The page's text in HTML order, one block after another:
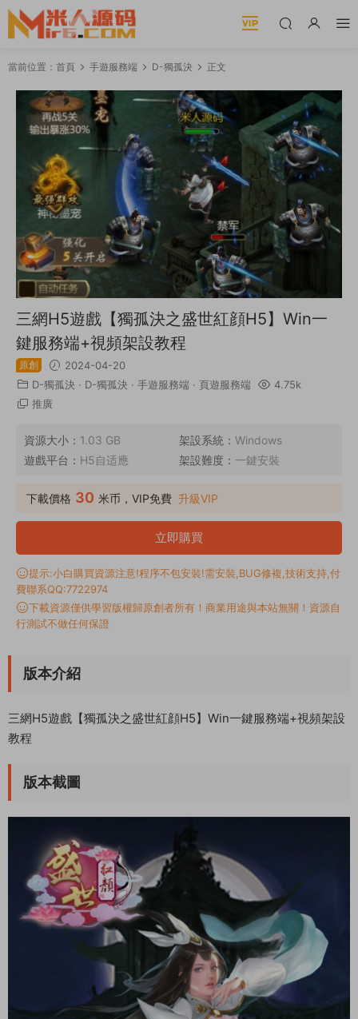
當前位置： 首頁 手遊服務端 D-獨孤決 正文
三網H5遊戲【獨孤決之盛世紅顔H5】Win一
鍵服務端+視頻架設教程
原創
2024-04-20
D-獨孤決 · D-獨孤決 · 手遊服務端 · 頁遊服務端
4.75k
推廣
資源大小： 1.03 GB 架設系統： Windows
遊戲平台： H5自适應 架設難度： 一鍵安裝
下載價格 30 米币，VIP免費 升級VIP
立即購買
提示:小白購買資源注意!程序不包安裝!需安裝,BUG修複,技術支持,付
費聯系QQ:7722974
下載資源僅供學習版權歸原創者所有！商業用途與本站無關！資源自
行測試不做任何保證
版本介紹
三網H5遊戲【獨孤決之盛世紅顔H5】Win一鍵服務端+視頻架設
教程
版本截圖